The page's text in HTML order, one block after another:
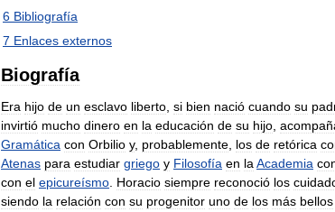
6 Bibliografía
7 Enlaces externos
Biografía
Era hijo de un esclavo liberto si bien nació cuando su
invirtió mucho dinero en la educación de su hijo
Gramática con Orbilio y, probablemente los de retórica
Atenas para estudiar griego y Filosofía en la Academia
con el epicureísmo Horacio siempre reconoció los
siendo la relación con su progenitor uno de los más bellos